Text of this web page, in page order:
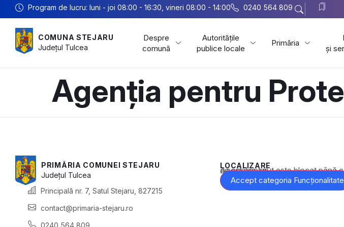
Program de lucru: luni - joi 08:00 - 16:30, vineri 08:00 - 14:00 0240 564 809
COMUNA STEJARU
Județul Tulcea
Despre
comună
Autoritățile
publice locale
Primăria
și
Agenția pentru
PRIMĂRIA COMUNEI STEJARU
Județul Tulcea
Principală nr. 7, Satul Stejaru, 827215
contact@primaria-stejaru.ro
0240 564 809
LOCALIZARE
Acest conținut este blocat până când acceptați categoria corespunzătoare de cookie-uri.
Accept categoria Funcționalitate